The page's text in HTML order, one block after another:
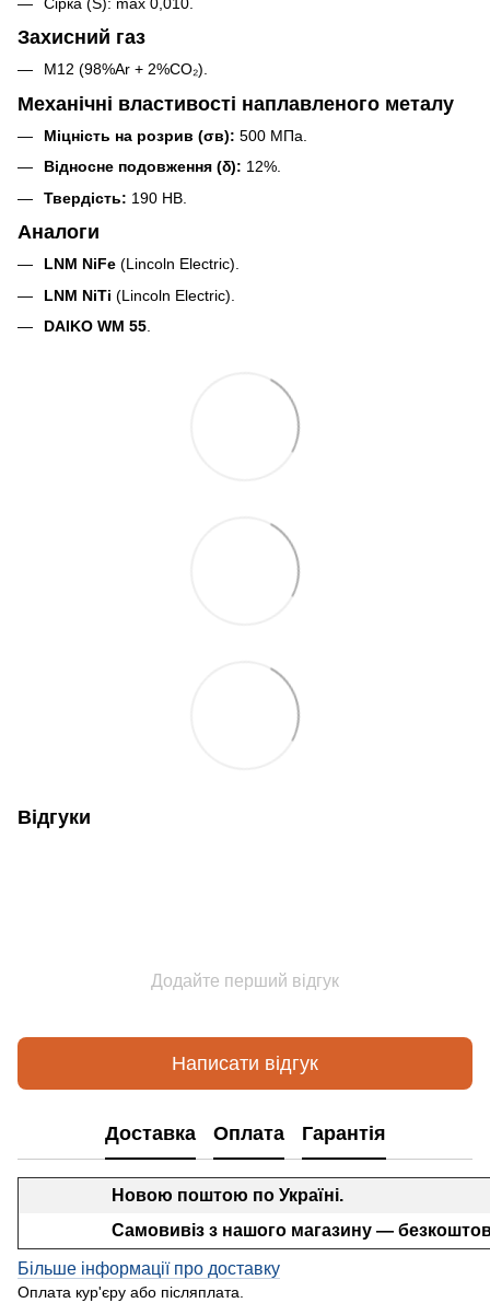
Захисний газ
М12 (98%Ar + 2%CO₂).
Механічні властивості наплавленого металу
Міцність на розрив (σв): 500 МПа.
Відносне подовження (δ): 12%.
Твердість: 190 HB.
Аналоги
LNM NiFe (Lincoln Electric).
LNM NiTi (Lincoln Electric).
DAIKO WM 55.
Відгуки
Додайте перший відгук
Написати відгук
Доставка Оплата Гарантія
Новою поштою по Україні.
Самовивіз з нашого магазину —
Більше інформації про доставку
Оплата кур'єру або післяплата.